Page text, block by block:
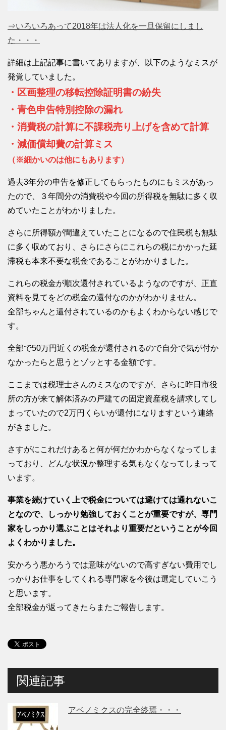
⇒いろいろあって2018年は法人化を一旦保留にしまし
た・・・
詳細は上記記事に書いてありますが、以下のようなミスが
発覚していました。
・区画整理の移転控除証明書の紛失
・青色申告特別控除の漏れ
・消費税の計算に不課税売り上げを含めて計算
・減価償却費の計算ミス
（※細かいのは他にもあります）
過去3年分の申告を修正してもらったものにもミスがあっ
たので、３年間分の消費税や今回の所得税を無駄に多く収
めていたことがわかりました。
さらに所得額が間違えていたことになるので住民税も無駄
に多く収めており、さらにさらにこれらの税にかかった延
滞税も本来不要な税金であることがわかりました。
これらの税金が順次還付されているようなのですが、正直
資料を見てをどの税金の還付なのかがわかりません。
全部ちゃんと還付されているのかもよくわからない感じで
す。
全部で50万円近くの税金が還付されるので自分で気が付か
なかったらと思うとゾッとする金額です。
ここまでは税理士さんのミスなのですが、さらに昨日市役
所の方が来て解体済みの戸建ての固定資産税を請求してし
まっていたので2万円くらいが還付になりますという連絡
がきました。
さすがにこれだけあると何が何だかわからなくなってしま
っており、どんな状況か整理する気もなくなってしまって
います。
事業を続けていく上で税金については避けては通れないこ
となので、しっかり勉強しておくことが重要ですが、専門
家をしっかり選ぶことはそれより重要だということが今回
よくわかりました。
安かろう悪かろうでは意味がないので高すぎない費用でし
っかりお仕事をしてくれる専門家を今後は選定していこう
と思います。
全部税金が返ってきたらまたご報告します。
関連記事
アベノミクスの完全終焉・・・